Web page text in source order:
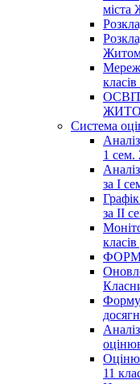
міста
Система
1 сем.
за І
за ІІ
11